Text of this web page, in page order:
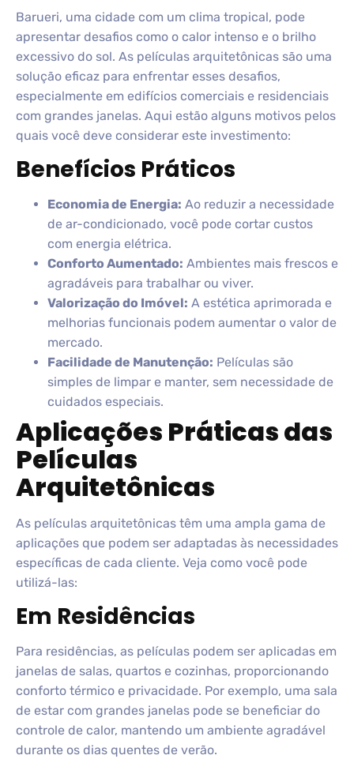
Barueri, uma cidade com um clima tropical, pode
apresentar desafios como o calor intenso e o brilho
excessivo do sol. As películas arquitetônicas são uma
solução eficaz para enfrentar esses desafios,
especialmente em edifícios comerciais e residenciais
com grandes janelas. Aqui estão alguns motivos pelos
quais você deve considerar este investimento:
Benefícios Práticos
Economia de Energia: Ao reduzir a necessidade
de ar-condicionado, você pode cortar custos
com energia elétrica.
Conforto Aumentado: Ambientes mais frescos e
agradáveis para trabalhar ou viver.
Valorização do Imóvel: A estética aprimorada e
melhorias funcionais podem aumentar o valor de
mercado.
Facilidade de Manutenção: Películas são
simples de limpar e manter, sem necessidade de
cuidados especiais.
Aplicações Práticas das
Películas
Arquitetônicas
As películas arquitetônicas têm uma ampla gama de
aplicações que podem ser adaptadas às necessidades
específicas de cada cliente. Veja como você pode
utilizá-las:
Em Residências
Para residências, as películas podem ser aplicadas em
janelas de salas, quartos e cozinhas, proporcionando
conforto térmico e privacidade. Por exemplo, uma sala
de estar com grandes janelas pode se beneficiar do
controle de calor, mantendo um ambiente agradável
durante os dias quentes de verão.